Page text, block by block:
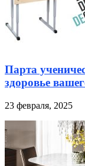
Парта
здоровье
23 февраля, 2025